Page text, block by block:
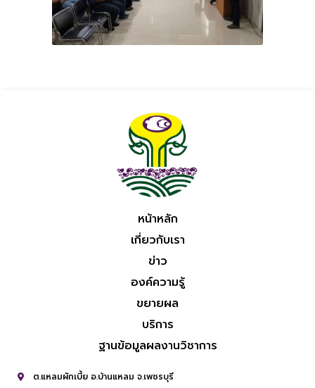
หน้าหลัก
เกี่ยวกับเรา
ข่าว
องค์ความรู้
ขยายผล
บริการ
ฐานข้อมูลผลงานวิชาการ
ต.แหลมผักเบี้ย อ.บ้านแหลม จ.เพชรบุรี